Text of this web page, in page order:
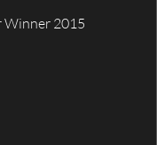
Winner 2015